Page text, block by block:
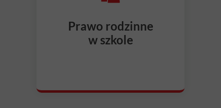
Prawo rodzinne
w szkole